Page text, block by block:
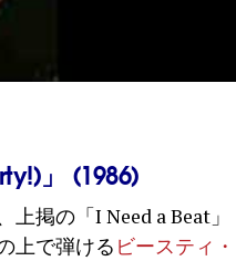
」 (1986)
掲の「I Need a Beat」
上で弾ける ビースティ・